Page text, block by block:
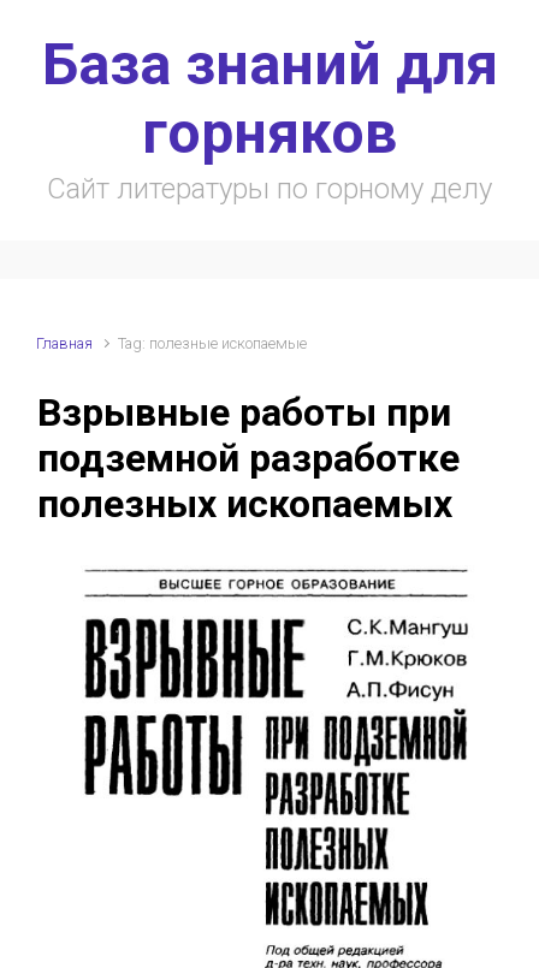
База знаний для
горняков
Сайт литературы по горному делу
Главная Tag: полезные ископаемые
Взрывные работы при
подземной разработке
полезных ископаемых